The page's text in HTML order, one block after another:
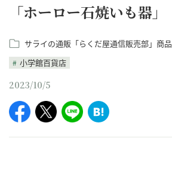
「ホーロー石焼いも器」
サライの通販「らくだ屋通信販売部」商品
小学館百貨店
2023/10/5